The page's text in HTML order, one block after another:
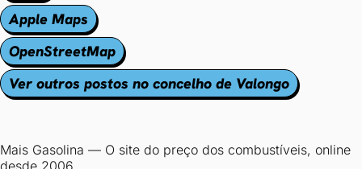
Apple Maps
OpenStreetMap
Ver outros postos no concelho de Valongo
Mais Gasolina — O site do preço dos combustíveis, online
desde 2006